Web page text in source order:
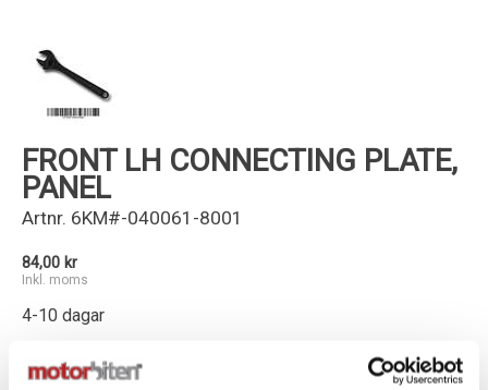
FRONT LH CONNECTING PLATE,
PANEL
Artnr. 6KM#-040061-8001
84,00 kr
Inkl. moms
4-10 dagar